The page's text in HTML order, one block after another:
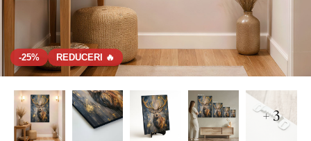
-25% REDUCERI 🔥
+ 3